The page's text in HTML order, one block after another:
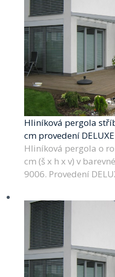
Hliníková pergola
cm provedení DELUXE
Hliníková pergola o
cm (š x h x v) v
9006. Provedení